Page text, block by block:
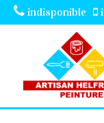
indisponible